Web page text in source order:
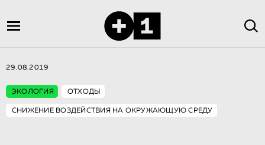
29.08.2019
ЭКОЛОГИЯ ОТХОДЫ
СНИЖЕНИЕ ВОЗДЕЙСТВИЯ НА ОКРУЖАЮЩУЮ СРЕДУ